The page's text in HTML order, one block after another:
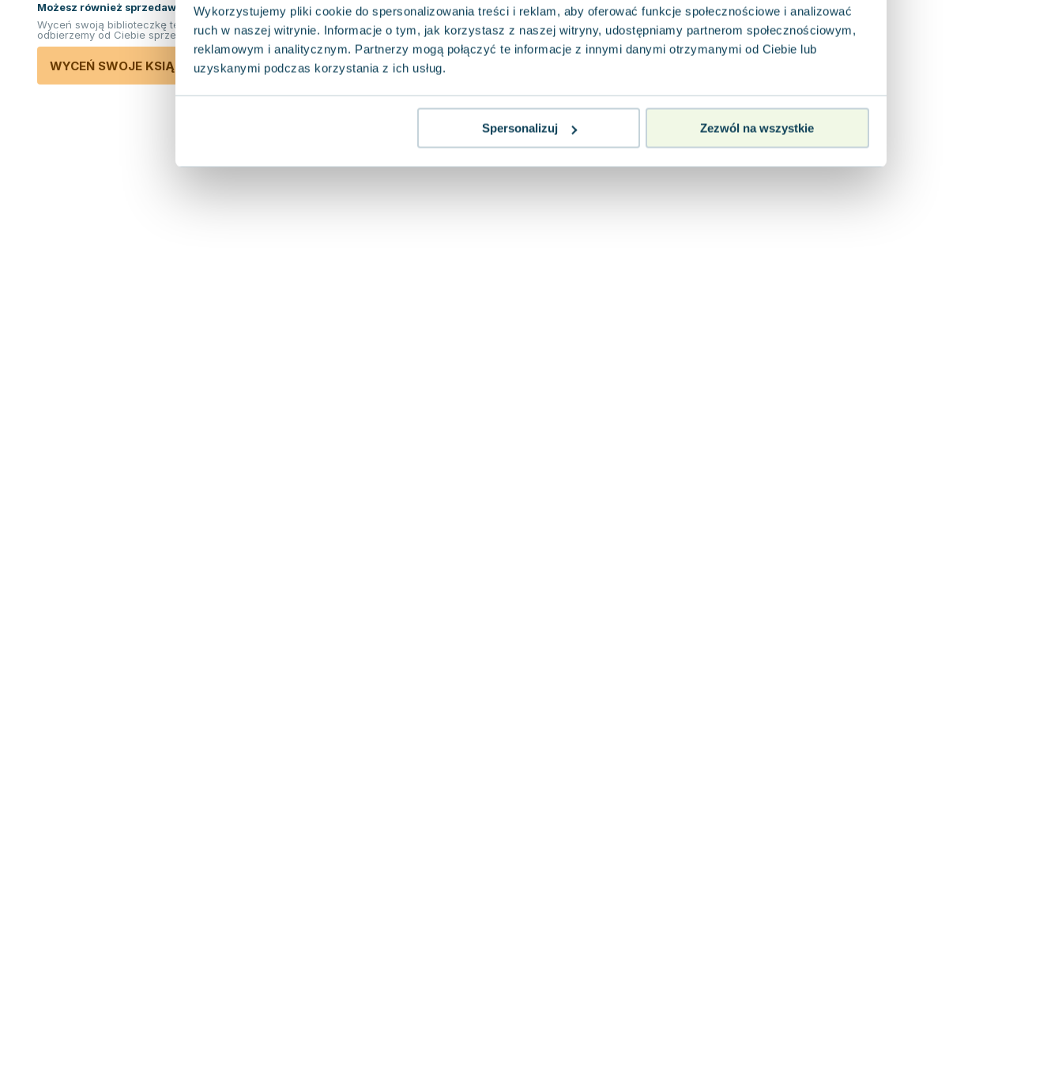
Wykorzystujemy pliki cookie do spersonalizowania treści i reklam, aby oferować funkcje społecznościowe i analizować
ruch w naszej witrynie. Informacje o tym, jak korzystasz z naszej witryny, udostępniamy partnerom społecznościowym,
reklamowym i analitycznym. Partnerzy mogą połączyć te informacje z innymi danymi otrzymanymi od Ciebie lub
uzyskanymi podczas korzystania z ich usług.
Spersonalizuj Zezwól na wszystkie
Możesz również sprzedawać ksiązki!
Wyceń swoją biblioteczkę teraz. Odkupimy i
odbierzemy od Ciebie sprzedane książki.
WYCEŃ SWOJE KSIĄŻKI